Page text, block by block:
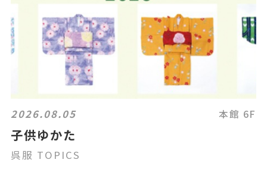
2026.08.05 本館 6F
子供ゆかた
呉服 TOPICS